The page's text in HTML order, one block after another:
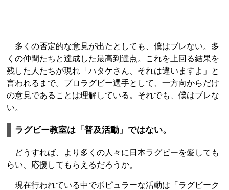
多くの否定的な意見が出たとしても、僕はブレない。多
くの仲間たちと達成した最高到達点。これを上回る結果を
残した人たちが現れ「ハタケさん、それは違いますよ」と
言われるまで。プロラグビー選手として、一方向からだけ
の意見であることは理解している。それでも、僕はブレな
い。
ラグビー教室は「普及活動」ではない。
どうすれば、より多くの人々に日本ラグビーを愛しても
らい、応援してもらえるだろうか。
現在行われている中でポピュラーな活動は「ラグビーク